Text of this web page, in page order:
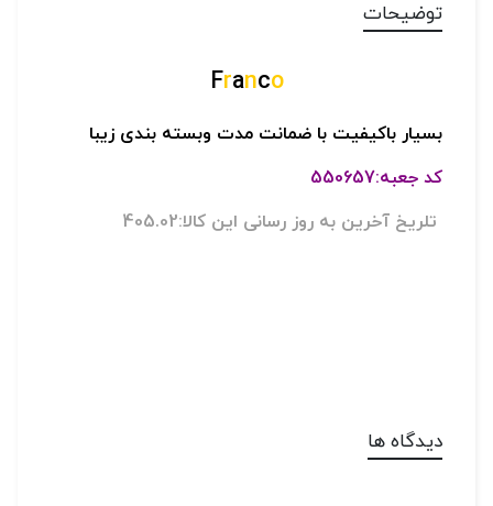
توضیحات
Franco
بسیار باکیفیتبا ضمانت مدت وبسته بندی زیبا
کد جعبه:550657
تلریخ آخرین به روز رسانی این کالا:405.02
دیدگاه ها